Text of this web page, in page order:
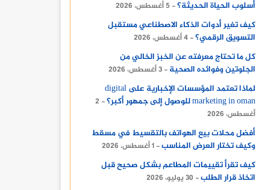
أسلوب الحياة الحديثة؟
5 أغسطس، 2026
كيف تغير أدوات الذكاء الاصطناعي مستقبل
التسويق الرقمي؟
4 أغسطس، 2026
كل ما تحتاج معرفته عن الخبز الخالي من
الجلوتين وفوائده الصحية
3 أغسطس، 2026
لماذا تعتمد المؤسسات الإخبارية على digital
marketing in oman للوصول إلى جمهور أكبر؟
2
أغسطس، 2026
أفضل محلات بيع الهواتف بالتقسيط في مسقط
وكيف تختار العرض المناسب
1 أغسطس، 2026
كيف تقرأ تقييمات المطاعم بشكل صحيح قبل
اتخاذ قرار الطلب
30 يوليو، 2026